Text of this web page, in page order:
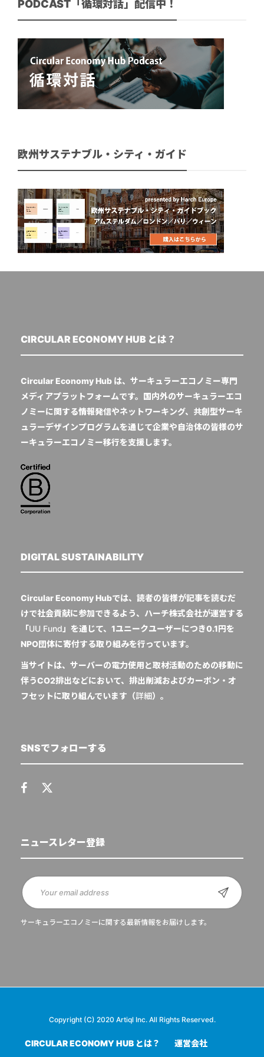
PODCAST「循環対話」配信中！
欧州サステナブル・シティ・ガイド
CIRCULAR ECONOMY HUB とは？
Circular Economy Hub は、サーキュラーエコノミー専門
メディアプラットフォームです。国内外のサーキュラーエコ
ノミーに関する情報発信やネットワーキング、共創型サーキ
ュラーデザインプログラムを通じて企業や自治体の皆様のサ
ーキュラーエコノミー移行を支援します。
DIGITAL SUSTAINABILITY
Circular Economy Hubでは、読者の皆様が記事を読むだ
けで社会貢献に参加できるよう、ハーチ株式会社が運営する
「UU Fund 」を通じて、1ユニークユーザーにつき0.1円を
NPO団体に寄付する取り組みを行っています。
当サイトは、サーバーの電力使用と取材活動のための移動に
伴うCO2排出などにおいて、排出削減およびカーボン・オ
フセットに取り組んでいます（詳細）。
SNSでフォローする
ニュースレター登録
サーキュラーエコノミーに関する最新情報をお届けします。
Copyright (C) 2020 Artiql Inc. All Rights Reserved.
CIRCULAR ECONOMY HUB とは？ 運営会社